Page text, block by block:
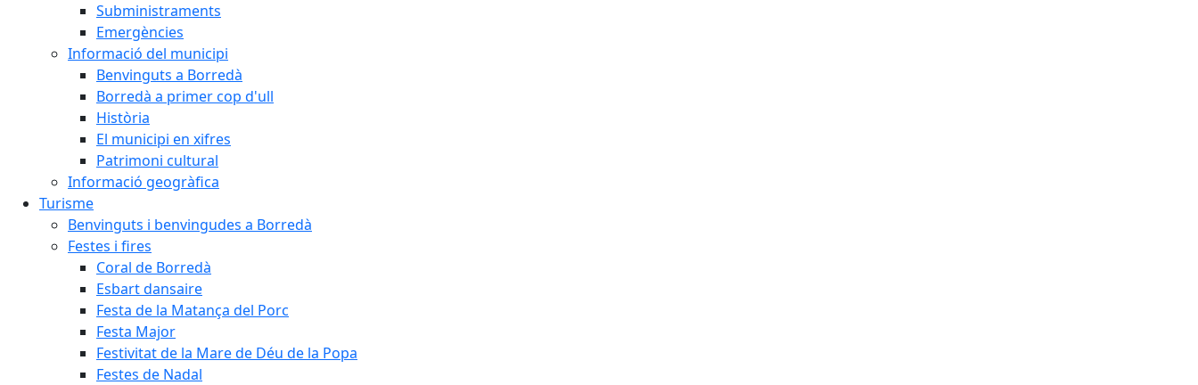
Subministraments
Emergències
Informació del municipi
Benvinguts a Borredà
Borredà a primer cop d'ull
Història
El municipi en xifres
Patrimoni cultural
Informació geogràfica
Turisme
Benvinguts i benvingudes a Borredà
Festes i fires
Coral de Borredà
Esbart dansaire
Festa de la Matança del Porc
Festa Major
Festivitat de la Mare de Déu de la Popa
Festes de Nadal